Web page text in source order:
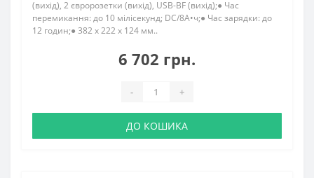
(вихід), 2 євророзетки (вихід), USB-BF (вихід);● Час
перемикання: до 10 мілісекунд; DC/8А•ч;● Час зарядки: до
12 годин;● 382 x 222 x 124 мм..
6 702 грн.
- +
ДО КОШИКА